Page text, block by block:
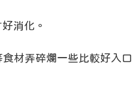
消化。
材弄碎爛一些比較好入